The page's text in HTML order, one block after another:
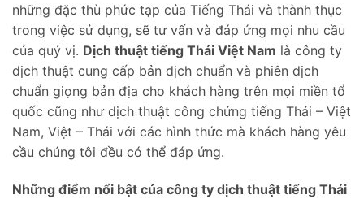
những đặc thù phức tạp của Tiếng Thái và thành thục
trong việc sử dụng, sẽ tư vấn và đáp ứng mọi nhu cầu
của quý vị. Dịch thuật tiếng Thái Việt Nam là công ty
dịch thuật cung cấp bản dịch chuẩn và phiên dịch
chuẩn giọng bản địa cho khách hàng trên mọi miền tổ
quốc cũng như dịch thuật công chứng tiếng Thái – Việt
Nam, Việt – Thái với các hình thức mà khách hàng yêu
cầu chúng tôi đều có thể đáp ứng.
Những điểm nổi bật của công ty dịch thuật tiếng Thái